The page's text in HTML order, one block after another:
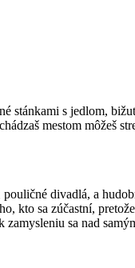
stánkami s jedlom,
mestom môžeš
divadlá, a
kto sa zúčastní,
sa nad